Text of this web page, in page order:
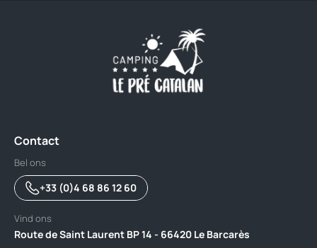
Contact
Bel ons
+33 (0)4 68 86 12 60
Vind ons
Route de Saint Laurent BP 14 - 66420 Le Barcarès